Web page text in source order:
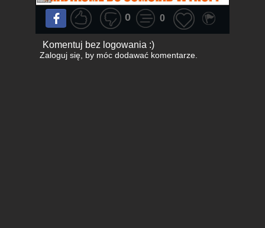
0 0
Komentuj bez logowania :)
Zaloguj się, by móc dodawać komentarze.